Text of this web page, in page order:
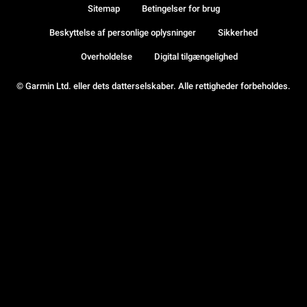
© Garmin Ltd. eller dets datterselskaber. Alle rettigheder forbeholdes.
Sitemap Betingelser for brug
Beskyttelse af personlige oplysninger Sikkerhed
Overholdelse Digital tilgængelighed